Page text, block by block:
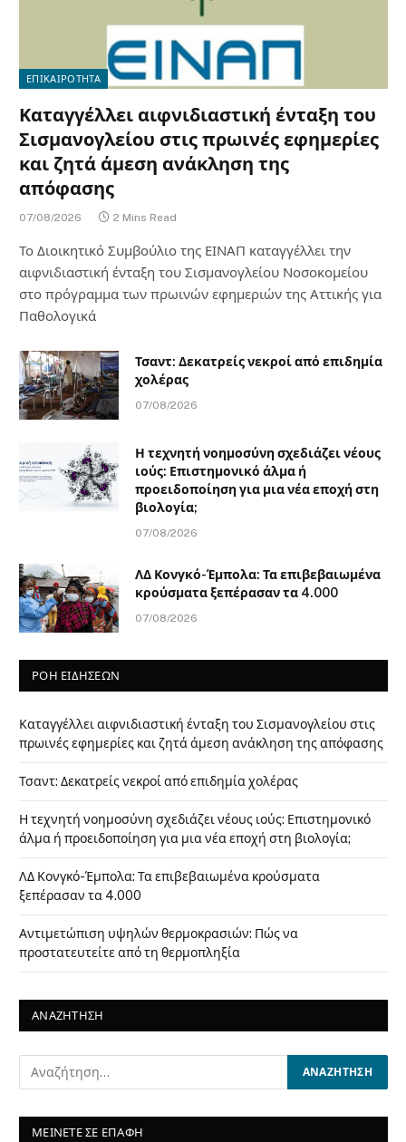
ΕΠΙΚΑΙΡΟΤΗΤΑ
Καταγγέλλει αιφνιδιαστική ένταξη του
Σισμανογλείου στις πρωινές εφημερίες
και ζητά άμεση ανάκληση της
απόφασης
07/08/2026 2 Mins Read
Το Διοικητικό Συμβούλιο της ΕΙΝΑΠ καταγγέλλει την
αιφνιδιαστική ένταξη του Σισμανογλείου Νοσοκομείου
στο πρόγραμμα των πρωινών εφημεριών της Αττικής για
Παθολογικά
Τσαντ: Δεκατρείς νεκροί από επιδημία
χολέρας
07/08/2026
Η τεχνητή νοημοσύνη σχεδιάζει νέους
ιούς: Επιστημονικό άλμα ή
προειδοποίηση για μια νέα εποχή στη
βιολογία;
07/08/2026
ΛΔ Κονγκό-Έμπολα: Τα επιβεβαιωμένα
κρούσματα ξεπέρασαν τα 4.000
07/08/2026
ΡΟΗ ΕΙΔΗΣΕΩΝ
Καταγγέλλει αιφνιδιαστική ένταξη του Σισμανογλείου στις
πρωινές εφημερίες και ζητά άμεση ανάκληση της απόφασης
Τσαντ: Δεκατρείς νεκροί από επιδημία χολέρας
Η τεχνητή νοημοσύνη σχεδιάζει νέους ιούς: Επιστημονικό
άλμα ή προειδοποίηση για μια νέα εποχή στη βιολογία;
ΛΔ Κονγκό-Έμπολα: Τα επιβεβαιωμένα κρούσματα
ξεπέρασαν τα 4.000
Αντιμετώπιση υψηλών θερμοκρασιών: Πώς να
προστατευτείτε από τη θερμοπληξία
ΑΝΑΖΗΤΗΣΗ
ΜΕΙΝΕΤΕ ΣΕ ΕΠΑΦΗ